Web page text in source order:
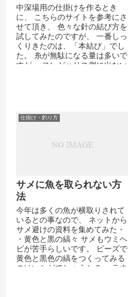
中深場用の仕掛けを作るとき
に、 こちらのサイトを参考にさ
せて頂き、 色々な針の結び方を
試してみたのですが、 一番しっ
くりきたのは、「本結び」でし
た。 糸が無駄になる量は多いで
すが、 ヨレがハリス側に出ない
仕掛け・釣り方
サメに魚を取られない方
法
今年は多くの魚が横取りされて
いるとの事なので、 ネットから
サメ避けの資料を集めてみた・
・黄色と黒の縞々 サメもウミヘ
ビが苦手らしいです。 ビーズで
黄色と黒色の縞をつくってみる
のはいかがでしょうか？ ・ラウ